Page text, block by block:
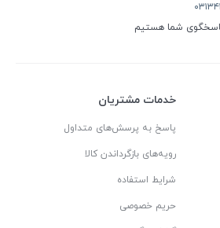
خدمات مشتریان
پاسخ به پرسش‌های متداول
رویه‌های بازگرداندن کالا
شرایط استفاده
حریم خصوصی